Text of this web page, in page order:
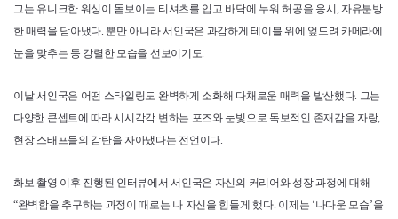
그는 유니크한 워싱이 돋보이는 티셔츠를 입고 바닥에 누워 허공을 응시, 자유분방
한 매력을 담아냈다. 뿐만 아니라 서인국은 과감하게 테이블 위에 엎드려 카메라에
눈을 맞추는 등 강렬한 모습을 선보이기도.
이날 서인국은 어떤 스타일링도 완벽하게 소화해 다채로운 매력을 발산했다. 그는
다양한 콘셉트에 따라 시시각각 변하는 포즈와 눈빛으로 독보적인 존재감을 자랑,
현장 스태프들의 감탄을 자아냈다는 전언이다.
화보 촬영 이후 진행된 인터뷰에서 서인국은 자신의 커리어와 성장 과정에 대해
“완벽함을 추구하는 과정이 때로는 나 자신을 힘들게 했다. 이제는 ‘나다운 모습’을